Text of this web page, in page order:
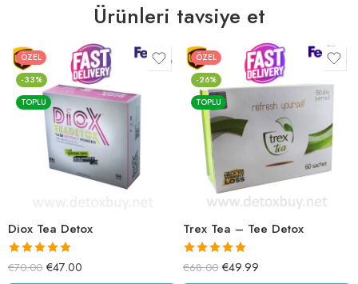
Ürünleri tavsiye et
ÖZEL
-33%
TOPLU
Diox Tea Detox
5 üzerinden
5.00oy aldı
€70.00 €47.00
ÖZEL
-26%
TOPLU
Trex Tea – Tee Detox
5 üzerinden
5.00oy aldı
€68.00 €49.99